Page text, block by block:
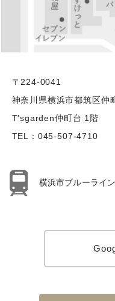
〒224-0041
神奈川県横浜市都筑区仲
T'sgarden仲町台 1階
TEL： 045-507-4710
横浜市ブルーライ